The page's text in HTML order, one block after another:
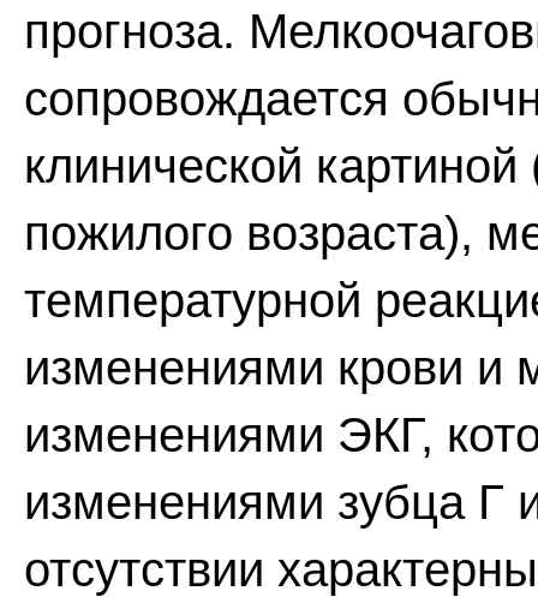
прогноза.
сопровождается
клинической
пожилого возраста),
температурной
изменениями крови и
изменениями ЭКГ,
изменениями зубца Г
отсутствии